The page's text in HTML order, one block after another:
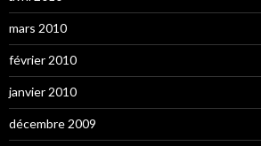
mars 2010
février 2010
janvier 2010
décembre 2009